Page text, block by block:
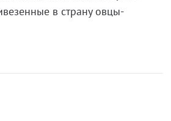
в страну овцы-